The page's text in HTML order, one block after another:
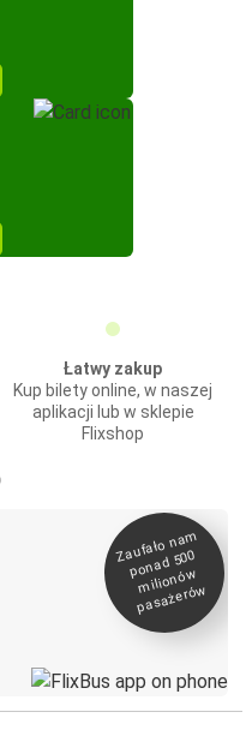
Łatwy zakup
Kup bilety online, w naszej
aplikacji lub w sklepie
Flixshop
Zaufało na
m
ponad 500
milionó
w
pasażeró
w